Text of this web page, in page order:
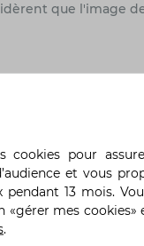
que l'image
cookies pour
et vous
13 mois.
mes cookies»
.